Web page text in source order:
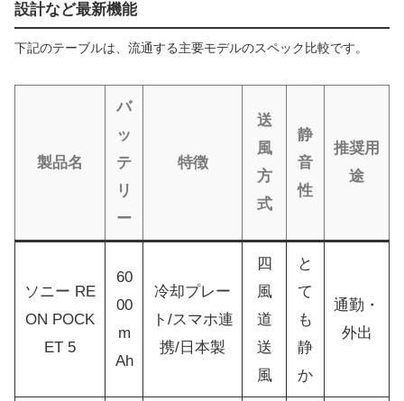
設計など最新機能
下記のテーブルは、流通する主要モデルのスペック比較です。
製品名
バ
ッ
テ
リ
ー
特徴
送
風
方
式
静
音
性
推奨用
途
ソニー RE
ON POCK
ET 5
60
00
m
Ah
冷却プレー
ト/スマホ連
携/日本製
四
風
道
送
風
と
て
も
静
か
通勤・
外出